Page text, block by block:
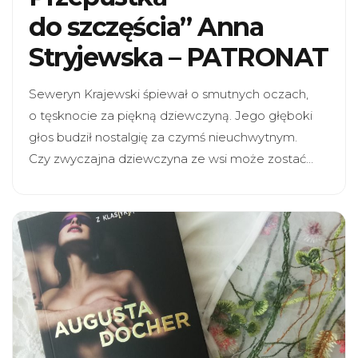
do szczęścia” Anna
Stryjewska – PATRONAT
Seweryn Krajewski śpiewał o smutnych oczach,
o tęsknocie za piękną dziewczyną. Jego głęboki
głos budził nostalgię za czymś nieuchwytnym.
Czy zwyczajna dziewczyna ze wsi może zostać…